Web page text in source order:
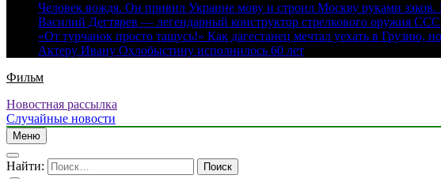
Человек вождя. Он привил Украине мову и строил Москву руками зэков.
Василий Дегтярев — легендарный конструктор стрелкового оружия
«От турчанок просто тащусь!» Как дагестанец мечтал уехать в Грузию,
Актеру Ивану Охлобыстину исполнилось 60 лет
Фильм
Новостная рассылка
Случайные новости
Меню
Найти: